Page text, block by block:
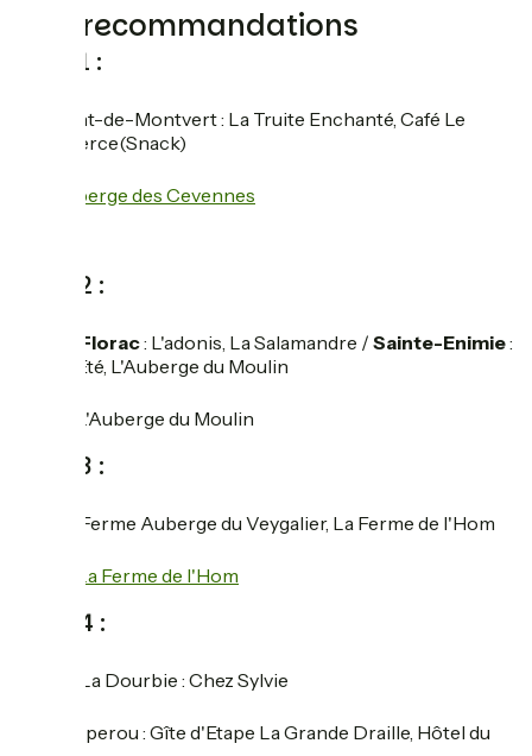
Nos recommandations
Jour 1 :
Pont-de-Montvert : La Truite Enchanté, Café Le
Commerce(Snack)
Auberge des Cevennes
Jour 2 :
Florac: L'adonis, La Salamandre / Sainte-Enimie:
Le Bel Eté, L'Auberge du Moulin
L'Auberge du Moulin
Jour 3 :
Ferme Auberge du Veygalier, La Ferme de l'Hom
La Ferme de l'Hom
Jour 4 :
La Dourbie : Chez Sylvie
L'Esperou : Gîte d'Etape La Grande Draille, Hôtel du